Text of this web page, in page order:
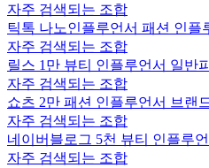
자주 검색되는 조합
틱톡 나노인플루언서 패션 인플
자주 검색되는 조합
릴스 1만 뷰티 인플루언서 일반
자주 검색되는 조합
쇼츠 2만 패션 인플루언서 브랜
자주 검색되는 조합
네이버블로그 5천 뷰티 인플루
자주 검색되는 조합